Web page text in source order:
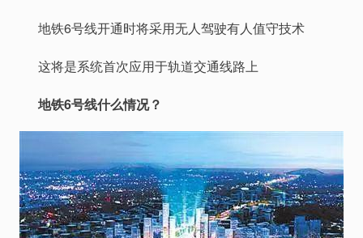
地铁6号线开通时将采用无人驾驶有人值守技术
这将是系统首次应用于轨道交通线路上
地铁6号线什么情况？